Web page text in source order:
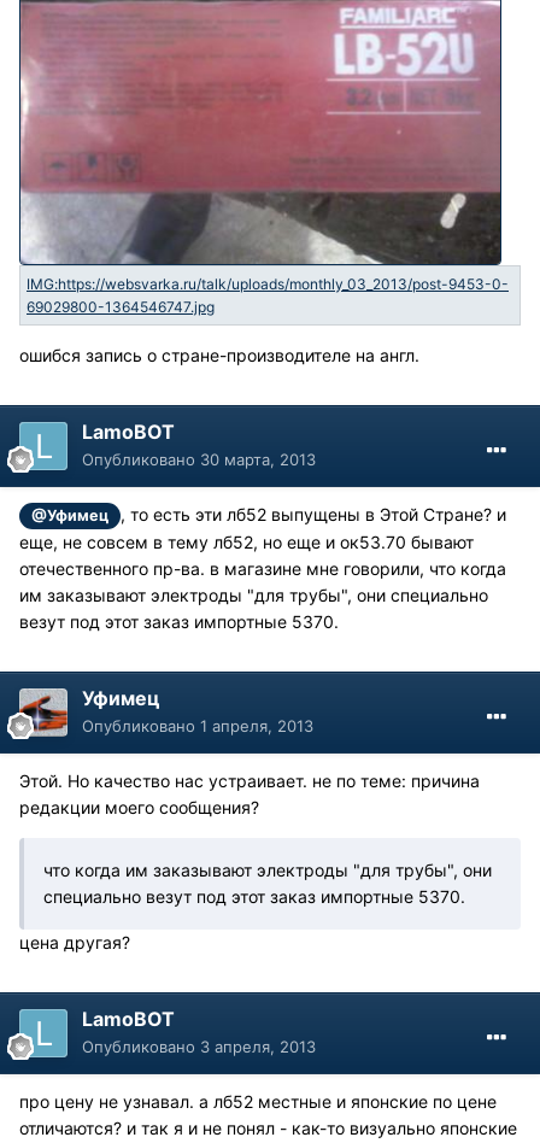
ошибся запись о стране-производителе на англ.
LamoBOT
Опубликовано 30 марта, 2013
@Уфимец
, то есть эти лб52 выпущены в Этой Стране? и
еще, не совсем в тему лб52, но еще и ок53.70 бывают
отечественного пр-ва. в магазине мне говорили, что когда
им заказывают электроды "для трубы", они специально
везут под этот заказ импортные 5370.
Уфимец
Опубликовано 1 апреля, 2013
Этой. Но качество нас устраивает. не по теме: причина
редакции моего сообщения?
что когда им заказывают электроды "для трубы", они
специально везут под этот заказ импортные 5370.
цена другая?
LamoBOT
Опубликовано 3 апреля, 2013
про цену не узнавал. а лб52 местные и японские по цене
отличаются? и так я и не понял - как-то визуально японские